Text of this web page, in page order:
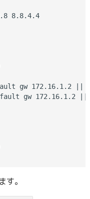
8.8.4.4
gw 172.16.1.2 ||
gw 172.16.1.2 ||
。